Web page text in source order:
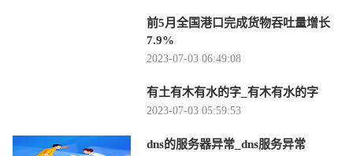
前5月全国港口完成货物吞吐量增长
7.9%
2023-07-03 06:49:08
有土有木有水的字_有木有水的字
2023-07-03 05:59:53
dns的服务器异常_dns服务异常